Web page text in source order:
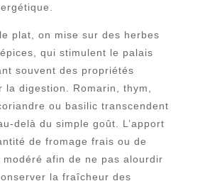
plat, on mise sur des herbes
qui stimulent le palais
souvent des propriétés
la digestion. Romarin, thym,
ou basilic transcendent
delà du simple goût. L’apport
de fromage frais ou de
modéré afin de ne pas alourdir
la fraîcheur des